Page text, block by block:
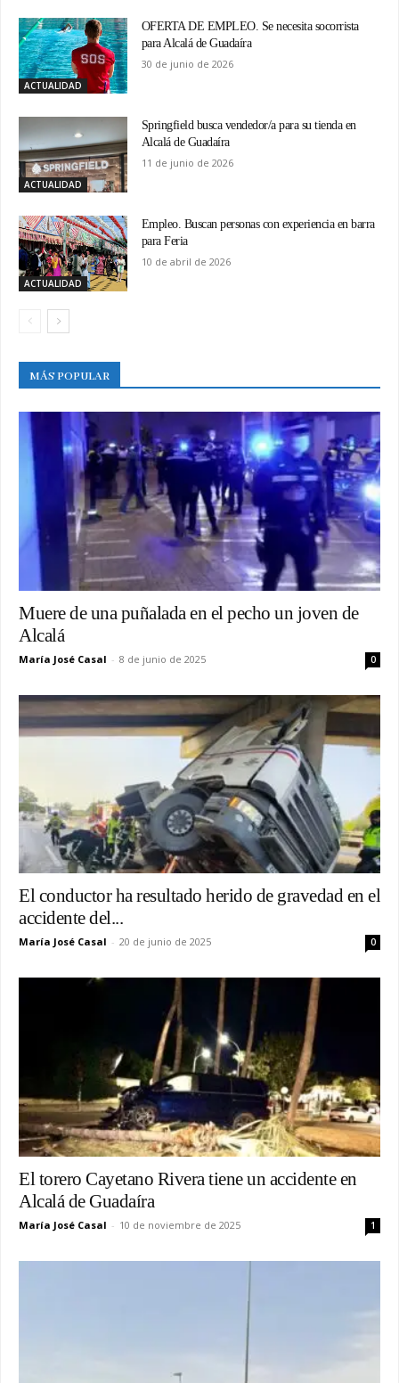
ACTUALIDAD
OFERTA DE EMPLEO. Se necesita socorrista
para Alcalá de Guadaíra
30 de junio de 2026
ACTUALIDAD
Springfield busca vendedor/a para su tienda en
Alcalá de Guadaíra
11 de junio de 2026
ACTUALIDAD
Empleo. Buscan personas con experiencia en barra
para Feria
10 de abril de 2026
MÁS POPULAR
Muere de una puñalada en el pecho un joven de
Alcalá
María José Casal - 8 de junio de 2025 0
El conductor ha resultado herido de gravedad en el
accidente del...
María José Casal - 20 de junio de 2025 0
El torero Cayetano Rivera tiene un accidente en
Alcalá de Guadaíra
María José Casal - 10 de noviembre de 2025 1